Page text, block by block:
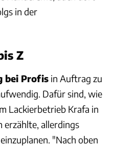
in der
Z
bei Profis in Auftrag zu
Dafür sind, wie
Lackierbetrieb Krafa in
erzählte, allerdings
einzuplanen. "Nach oben